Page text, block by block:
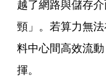
越了網路與儲存
頸」。若算力無
料中心間高效流
揮。